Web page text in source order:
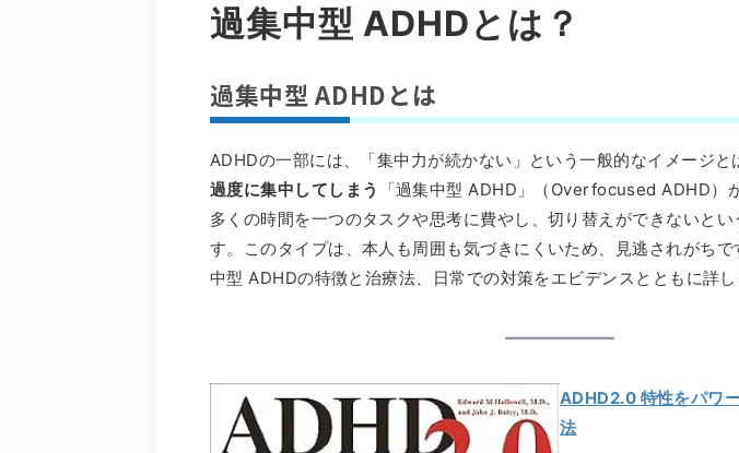
過集中型 ADHDとは？
過集中型 ADHDとは
ADHDの一部には、「集中力が続かない」という一般的なイメージと
過度に集中してしまう
「過集中型 ADHD」（Overfocused ADHD）
多くの時間を一つのタスクや思考に費やし、切り替えができないとい
す。このタイプは、本人も周囲も気づきにくいため、見逃されがち
中型 ADHDの特徴と治療法、日常での対策をエビデンスとともに詳し
ADHD2.0 特性をパワ
法